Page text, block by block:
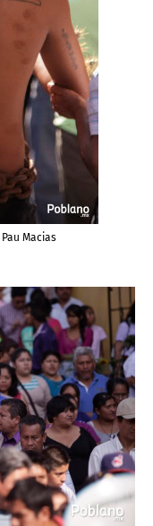
Pau Macias